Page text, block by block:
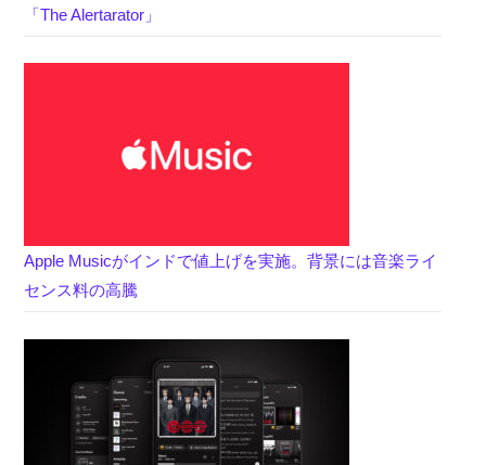
「The Alertarator」
Apple Musicがインドで値上げを実施。背景には音楽ライ
センス料の高騰